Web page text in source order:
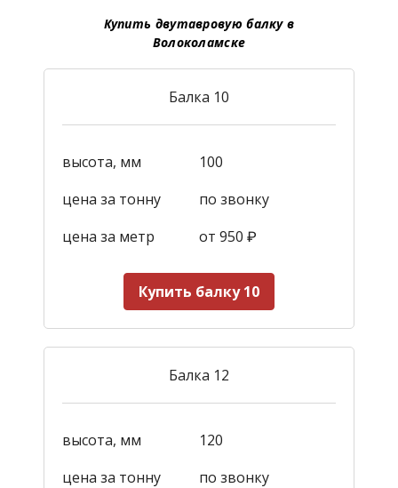
Купить двутавровую балку в
Волоколамске
Балка 10
высота, мм
100
цена за тонну
по звонку
цена за метр
от 950 ₽
Купить балку 10
Балка 12
высота, мм
120
цена за тонну
по звонку